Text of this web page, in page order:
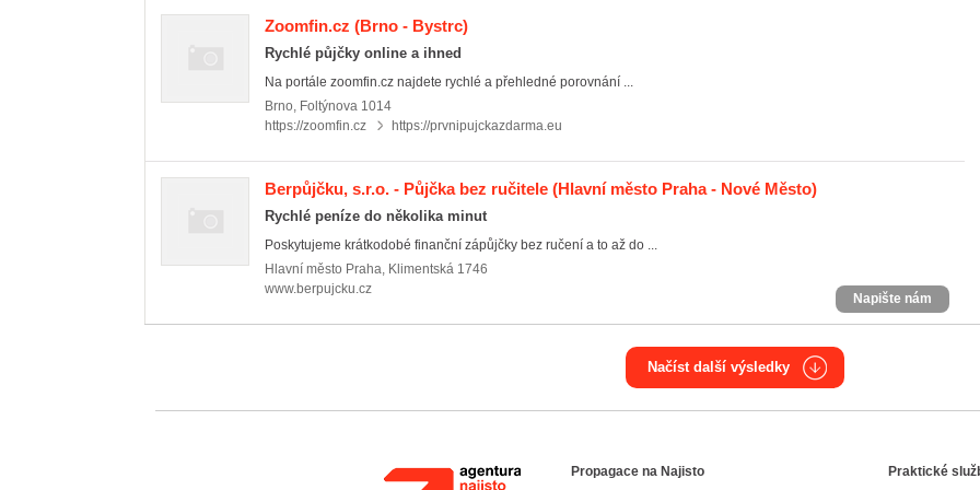
Zoomfin.cz (Brno - Bystrc)
Rychlé půjčky online a ihned
Na portále zoomfin.cz najdete rychlé a přehledné porovnání ...
Brno, Foltýnova 1014
https://zoomfin.cz
https://prvnipujckazdarma.eu
Berpůjčku, s.r.o. - Půjčka bez ručitele (Hlavní město Praha - Nové Město)
Rychlé peníze do několika minut
Poskytujeme krátkodobé finanční zápůjčky bez ručení a to až do ...
Hlavní město Praha, Klimentská 1746
www.berpujcku.cz
Napište nám
Načíst další výsledky
Agentura NajistoPropagace na Najisto Praktické